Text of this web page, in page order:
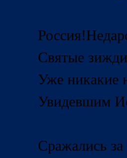
Россия!
Святые
Уже никакие
Увидевшим
Сражались